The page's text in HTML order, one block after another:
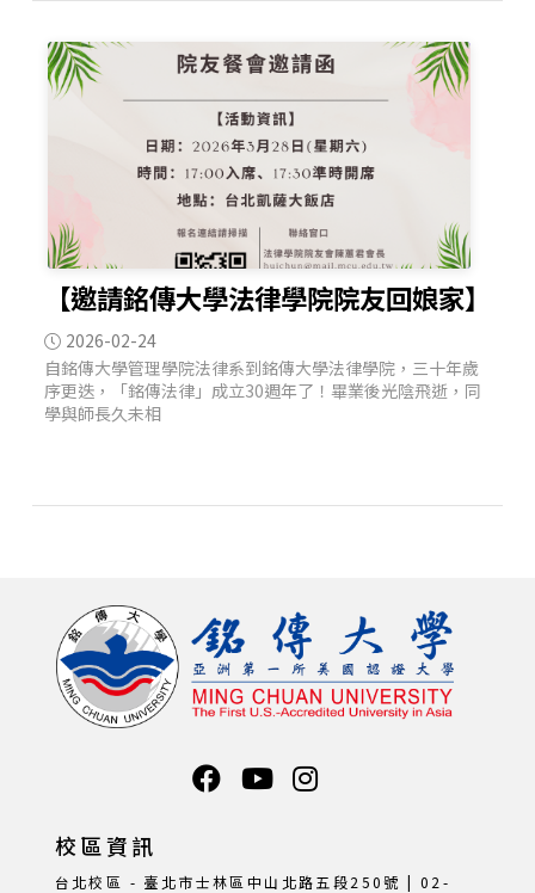
【邀請銘傳大學法律學院院友回娘家】
2026-02-24
自銘傳大學管理學院法律系到銘傳大學法律學院，三十年歲
序更迭，「銘傳法律」成立30週年了！畢業後光陰飛逝，同
學與師長久未相
校區資訊
台北校區 - 臺北市士林區中山北路五段250號 | 02-